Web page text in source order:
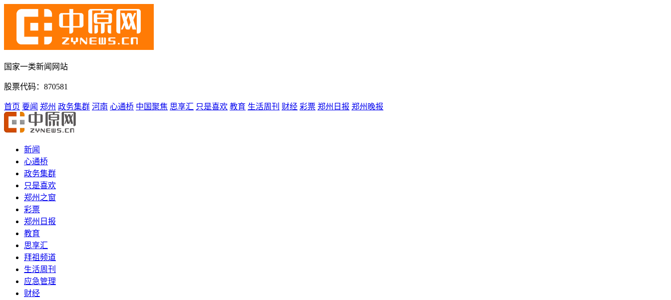
国家一类新闻网站
股票代码：870581
首页 要闻 郑州 政务集群 河南 心通桥 中国聚焦 思享汇 只是喜欢 教育 生活周刊 财经 彩票 郑州日报 郑州晚报
新闻
心通桥
政务集群
只是喜欢
郑州之窗
彩票
郑州日报
教育
思享汇
拜祖频道
生活周刊
应急管理
财经